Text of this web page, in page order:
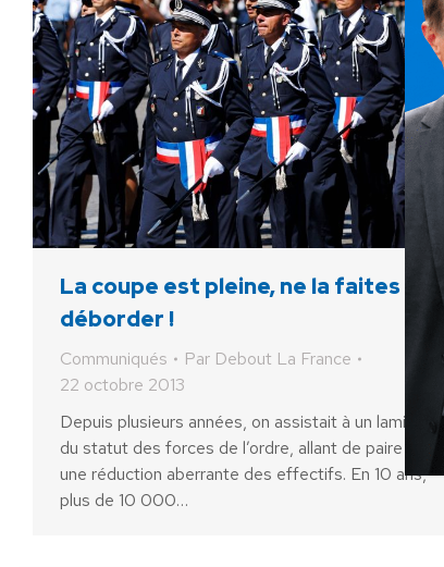
La coupe est pleine, ne la faites pas
déborder !
Communiqués Par Debout La France
22 octobre 2013
Depuis plusieurs années, on assistait à un laminage
du statut des forces de l’ordre, allant de paire avec
une réduction aberrante des effectifs. En 10 ans,
plus de 10 000…